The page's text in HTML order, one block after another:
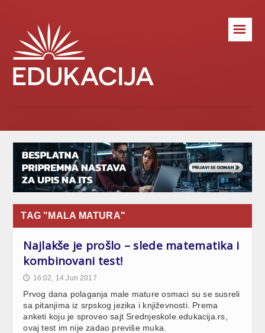
☰
TAG "MALA MATURA"
Najlakše je prošlo – slede matematika i
kombinovani test!
🕔 16:02, 14.Jun 2017
Prvog dana polaganja male mature osmaci su se susreli
sa pitanjima iz srpskog jezika i književnosti. Prema
anketi koju je sproveo sajt Srednjeskole.edukacija.rs,
ovaj test im nije zadao previše muka.